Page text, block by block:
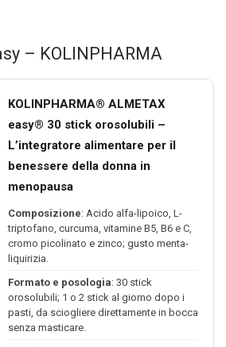
– KOLINPHARMA
KOLINPHARMA® ALMETAX
easy® 30 stick orosolubili –
L’integratore alimentare per il
benessere della donna in
menopausa
Composizione: Acido alfa-lipoico, L-
triptofano, curcuma, vitamine B5, B6 e C,
cromo picolinato e zinco; gusto menta-
liquirizia.
Formato e posologia: 30 stick
orosolubili; 1 o 2 stick al giorno dopo i
pasti, da sciogliere direttamente in bocca
senza masticare.